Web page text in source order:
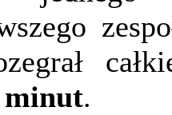
minut.